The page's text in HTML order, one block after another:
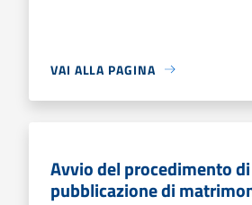
VAI ALLA PAGINA
Avvio del procedimento di
pubblicazione di